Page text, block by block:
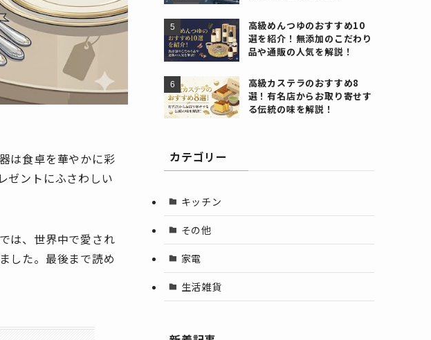
は食卓を華やかに彩
ゼントにふさわしい
は、世界中で愛され
した。最後まで読め
高級めんつゆのおすすめ10
選を紹介！無添加のこだわり
品や通販の人気を解説！
高級カステラのおすすめ8
選！有名店からお取り寄せす
る伝統の味を解説！
カテゴリー
キッチン
その他
家電
生活雑貨